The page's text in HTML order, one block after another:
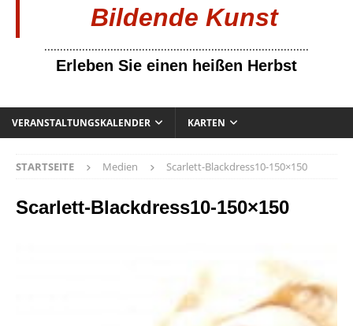
Bildende Kunst
....................................................................................
Erleben Sie einen heißen Herbst
VERANSTALTUNGSKALENDER KARTEN
STARTSEITE Medien Scarlett-Blackdress10-150×150
Scarlett-Blackdress10-150×150